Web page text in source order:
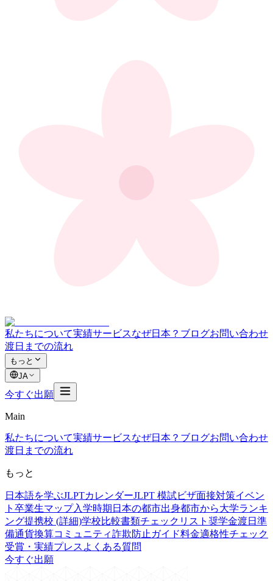
私たちについて実績サービスなぜ日本？ ブログお問い合わせ
渡日までの流れ
もっと
JA
今すぐ出願
Main
私たちについて実績サービスなぜ日本？ ブログお問い合わせ
渡日までの流れ
もっと
日本語を学ぶJLPTカレンダーJLPT 模試ビザ面接対策イベン
ト 卒業生マップ入学時期 日本の都市出身都市から大学ランキ
ング提携校 (詳細)学校比較書類チェックリスト 奨学金渡日準
備通貨換算コミュニティ詐欺防止ガイド料金適格性チェック
受賞・実績プレス よくある質問
今すぐ出願